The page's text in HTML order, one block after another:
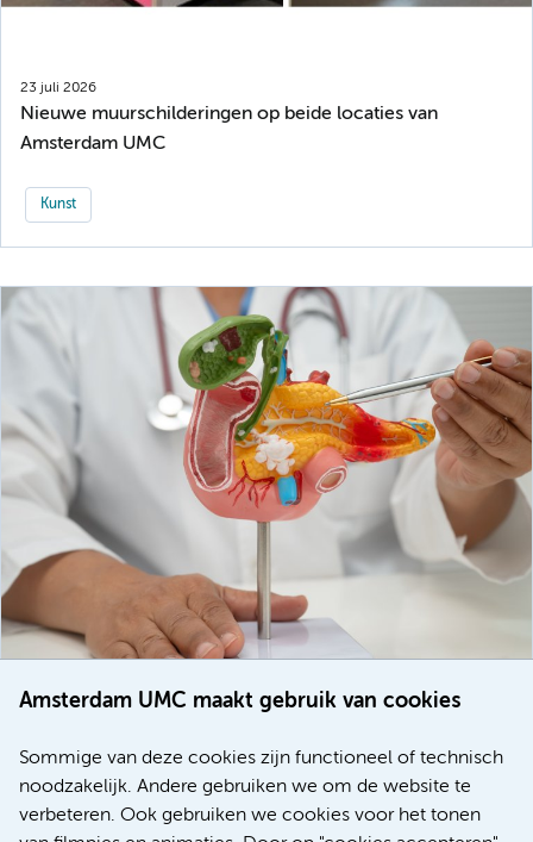
Amsterdam UMC maakt gebruik van cookies
Sommige van deze cookies zijn functioneel of technisch
noodzakelijk. Andere gebruiken we om de website te
verbeteren. Ook gebruiken we cookies voor het tonen
23 juli 2026
Nieuwe muurschilderingen op beide locaties van
Amsterdam UMC
Kunst
voor patiënten met alvleesklierkanker verbeteren
Kanker Internationaal